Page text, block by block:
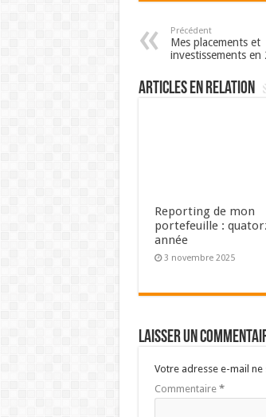
Précédent
Mes placements et
investissements en
Articles en relation
Reporting de mon
portefeuille :
année
3 novembre 2025
Laisser un
Votre adresse e-mail
Commentaire *